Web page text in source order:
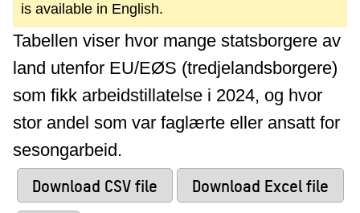
is available in English.
Tabellen viser hvor mange statsborgere av
land utenfor EU/EØS (tredjelandsborgere)
som fikk arbeidstillatelse i 2024, og hvor
stor andel som var faglærte eller ansatt for
sesongarbeid.
Download CSV file
Download Excel file